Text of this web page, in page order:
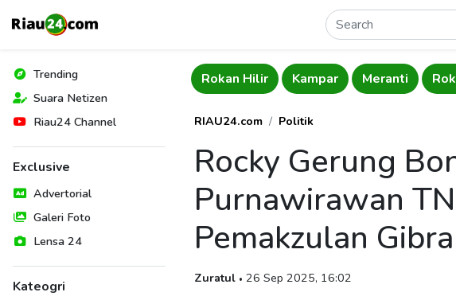
Trending
Suara Netizen
Riau24 Channel
Exclusive
Advertorial
Galeri Foto
Lensa 24
Kateogri
Rokan Hilir Kampar Meranti
RIAU24.com Politik
Rocky Gerung
Purnawirawan
Pemakzulan
Zuratul • 26 Sep 2025, 16:02